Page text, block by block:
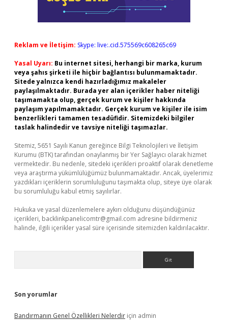
Reklam ve İletişim: Skype: live:.cid.575569c608265c69
Yasal Uyarı: Bu internet sitesi, herhangi bir marka, kurum
veya şahıs şirketi ile hiçbir bağlantısı bulunmamaktadır.
Sitede yalnızca kendi hazırladığımız makaleler
paylaşılmaktadır. Burada yer alan içerikler haber niteliği
taşımamakta olup, gerçek kurum ve kişiler hakkında
paylaşım yapılmamaktadır. Gerçek kurum ve kişiler ile isim
benzerlikleri tamamen tesadüfidir. Sitemizdeki bilgiler
taslak halindedir ve tavsiye niteliği taşımazlar.
Sitemiz, 5651 Sayılı Kanun gereğince Bilgi Teknolojileri ve İletişim
Kurumu (BTK) tarafından onaylanmış bir Yer Sağlayıcı olarak hizmet
vermektedir. Bu nedenle, sitedeki içerikleri proaktif olarak denetleme
veya araştırma yükümlülüğümüz bulunmamaktadır. Ancak, üyelerimiz
yazdıkları içeriklerin sorumluluğunu taşımakta olup, siteye üye olarak
bu sorumluluğu kabul etmiş sayılırlar.
Hukuka ve yasal düzenlemelere aykırı olduğunu düşündüğünüz
içerikleri, backlinkpanelicomtr@gmail.com adresine bildirmeniz
halinde, ilgili içerikler yasal süre içerisinde sitemizden kaldırılacaktır.
Son yorumlar
Bandırmanın Genel Özellikleri Nelerdir için admin